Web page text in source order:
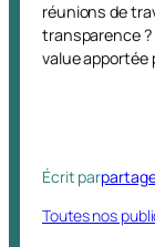
réunions de
transparence ?
value apportée
Écrit par
Toutes nos